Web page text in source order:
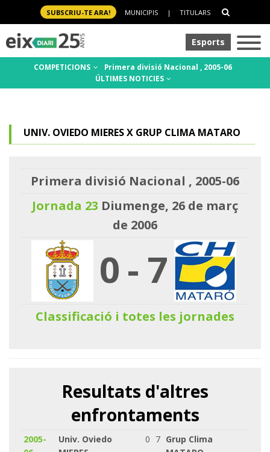
SUBSCRIU-TE ARA! MUNICIPIS | TITULARS
Esports
COMPETICIONS
Primera divisió Nacional , 2005-06
ÚLTIMES NOTICIES
UNIV. OVIEDO MIERES X GRUP CLIMA MATARO
Primera divisió Nacional , 2005-06
Jornada 23 Diumenge, 26 de març
de 2006
0- 7
Classificació i totes les jornades
Resultats d'altres
enfrontaments
2005-
Univ. Oviedo
0 7 Grup Clima